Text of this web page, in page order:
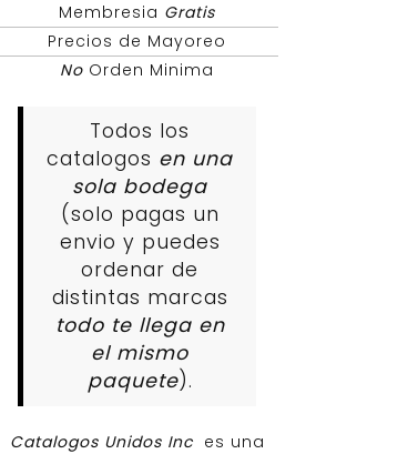
Membresia Gratis
Precios de Mayoreo
No Orden Minima
Todos los
catalogos en una
sola bodega
(solo pagas un
envio y puedes
ordenar de
distintas marcas
todo te llega en
el mismo
paquete).
Catalogos Unidos Inc es una